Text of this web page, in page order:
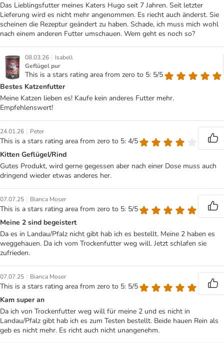
Das Lieblingsfutter meines Katers Hugo seit 7 Jahren. Seit letzter
Lieferung wird es nicht mehr angenommen. Es riecht auch änderst. Sie
scheinen die Rezeptur geändert zu haben. Schade, ich muss mich wohl
nach einem anderen Futter umschauen. Wem geht es noch so?
08.03.26 | Isabell
Geflügel pur
This is a stars rating area from zero to 5: 5/5
Bestes Katzenfutter
Meine Katzen lieben es! Kaufe kein anderes Futter mehr.
Empfehlenswert!
24.01.26 | Peter
This is a stars rating area from zero to 5: 4/5
Kitten Geflügel/Rind
Gutes Produkt, wird gerne gegessen aber nach einer Dose muss auch
dringend wieder etwas anderes her.
07.07.25 | Bianca Moser
This is a stars rating area from zero to 5: 5/5
Meine 2 sind begeistert
Da es in Landau/Pfalz nicht gibt hab ich es bestellt. Meine 2 haben es
weggehauen. Da ich vom Trockenfutter weg will. Jetzt schlafen sie
zufrieden.
07.07.25 | Bianca Moser
This is a stars rating area from zero to 5: 5/5
Kam super an
Da ich von Trockenfutter weg will für meine 2 und es nicht in
Landau/Pfalz gibt hab ich es zum Testen bestellt. Beide hauen Rein als
geb es nicht mehr. Es richt auch nicht unangenehm.